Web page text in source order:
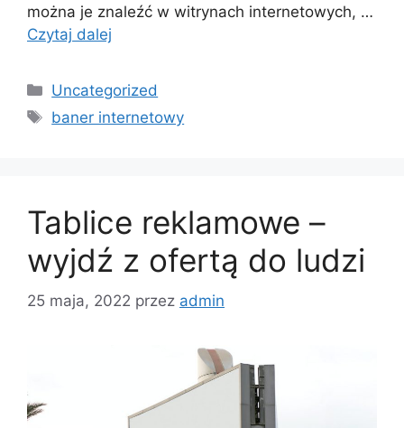
można je znaleźć w witrynach internetowych, …
Czytaj dalej
Kategorie
Uncategorized
Tagi
baner internetowy
Tablice reklamowe –
wyjdź z ofertą do ludzi
25 maja, 2022 przez admin